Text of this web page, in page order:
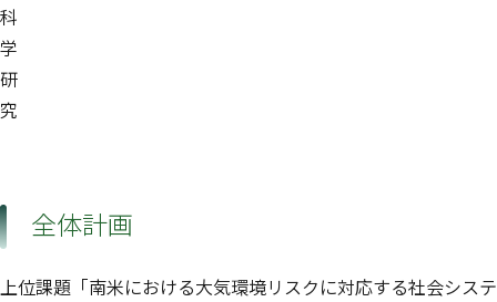
科
学
研
究
全体計画
上位課題「南米における大気環境リスクに対応する社会システ